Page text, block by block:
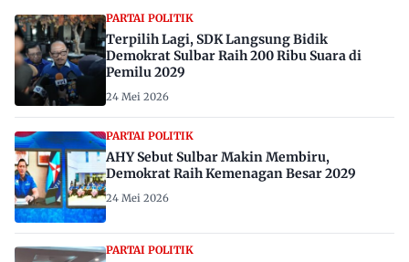
PARTAI POLITIK
Terpilih Lagi, SDK Langsung Bidik
Demokrat Sulbar Raih 200 Ribu Suara di
Pemilu 2029
24 Mei 2026
PARTAI POLITIK
AHY Sebut Sulbar Makin Membiru,
Demokrat Raih Kemenagan Besar 2029
24 Mei 2026
PARTAI POLITIK